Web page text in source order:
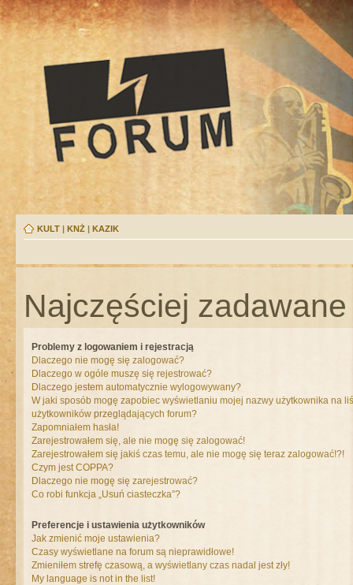
KULT | KNŻ | KAZIK
Najczęściej
Problemy z logowaniem i rejestracją
Dlaczego nie mogę się zalogować?
Dlaczego w ogóle muszę się rejestrować?
Dlaczego jestem automatycznie wylogowywany?
W jaki sposób mogę zapobiec wyświetlaniu mojej nazwy użytkownika na
użytkowników przeglądających forum?
Zapomniałem hasła!
Zarejestrowałem się, ale nie mogę się zalogować!
Zarejestrowałem się jakiś czas temu, ale nie mogę się teraz zalogować!?!
Czym jest COPPA?
Dlaczego nie mogę się zarejestrować?
Co robi funkcja „Usuń ciasteczka”?
Preferencje i ustawienia użytkowników
Jak zmienić moje ustawienia?
Czasy wyświetlane na forum są nieprawidłowe!
Zmieniłem strefę czasową, a wyświetlany czas nadal jest zły!
My language is not in the list!